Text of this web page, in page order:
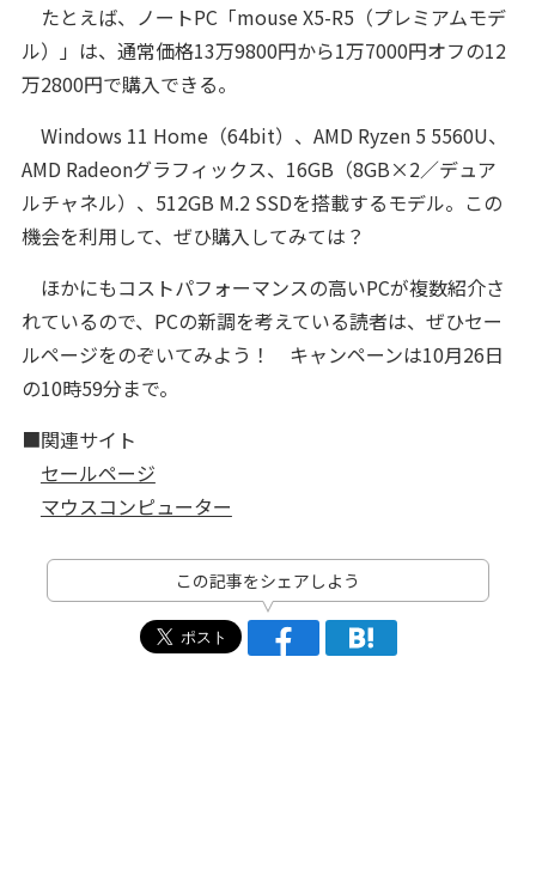
たとえば、ノートPC「mouse X5-R5（プレミアムモデ
ル）」は、通常価格13万9800円から1万7000円オフの12
万2800円で購入できる。
Windows 11 Home（64bit）、AMD Ryzen 5 5560U、
AMD Radeonグラフィックス、16GB（8GB×2／デュア
ルチャネル）、512GB M.2 SSDを搭載するモデル。この
機会を利用して、ぜひ購入してみては？
ほかにもコストパフォーマンスの高いPCが複数紹介さ
れているので、PCの新調を考えている読者は、ぜひセー
ルページをのぞいてみよう！ キャンペーンは10月26日
の10時59分まで。
■関連サイト
セールページ
マウスコンピューター
この記事をシェアしよう